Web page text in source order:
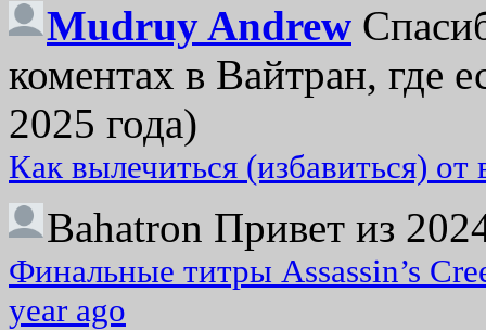
Mudruy Andrew
коментах в Вайтран, где
2025 года)
Как вылечиться (избавиться)
Bahatron Привет из
Финальные титры Assassin’s
year ago